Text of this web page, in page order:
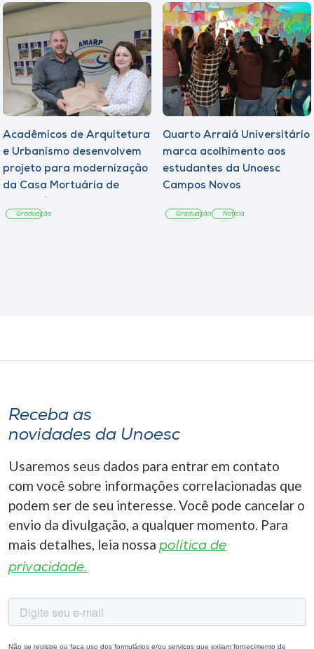
Acadêmicos de Arquitetura
e Urbanismo desenvolvem
projeto para modernização
da Casa Mortuária de
Graduação
Quarto Arraiá Universitário
marca acolhimento aos
estudantes da Unoesc
Campos Novos
Graduação Notícia
Receba as
novidades da Unoesc
Usaremos seus dados para entrar em contato
com você sobre informações correlacionadas que
podem ser de seu interesse. Você pode cancelar o
envio da divulgação, a qualquer momento. Para
mais detalhes, leia nossa política de
privacidade.